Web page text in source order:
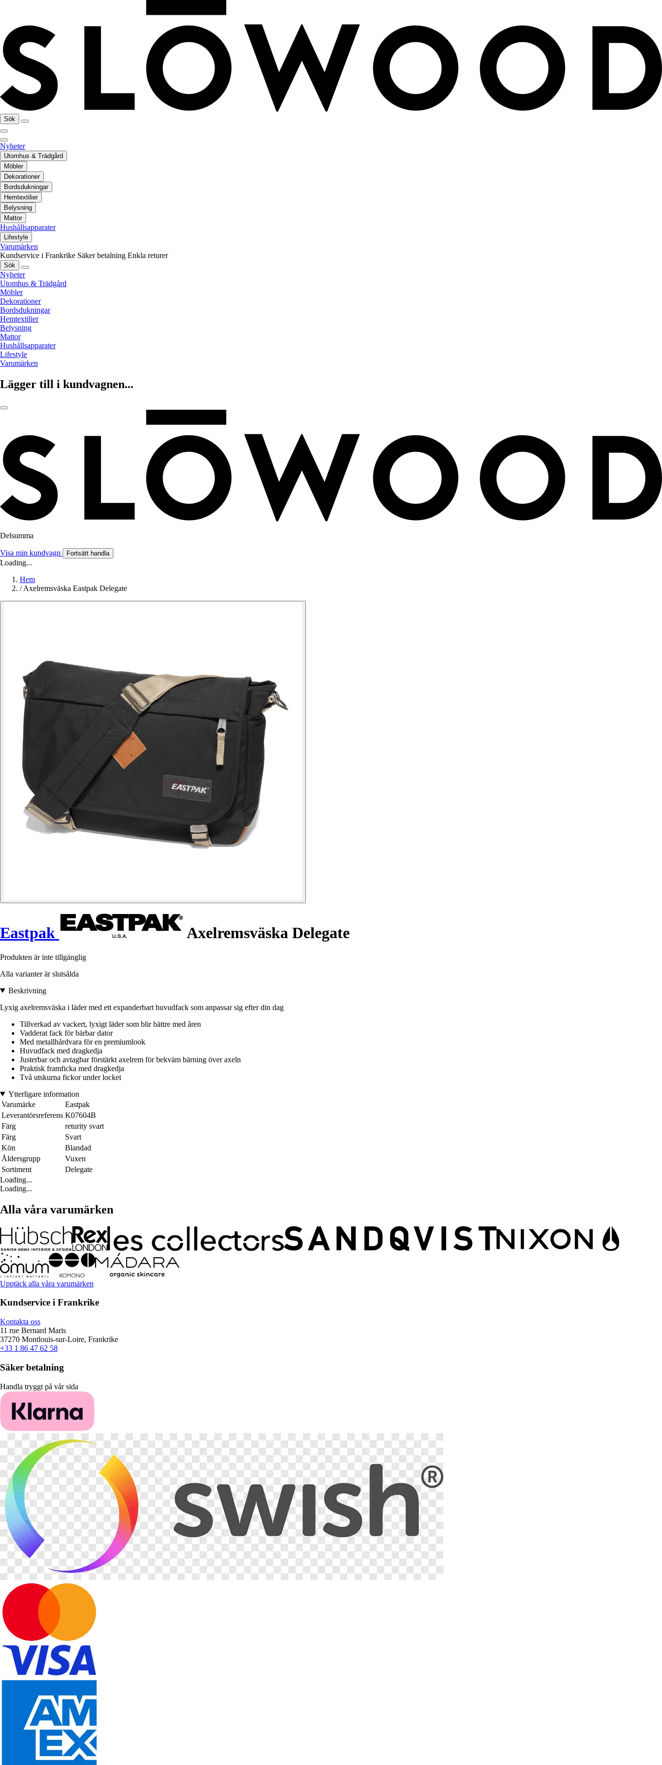
Sök
Nyheter
Utomhus & Trädgård
Möbler
Dekorationer
Bordsdukningar
Hemtextilier
Belysning
Mattor
Hushållsapparater
Lifestyle
Varumärken
Kundservice i Frankrike Säker betalning Enkla returer
Sök
Nyheter
Utomhus & Trädgård
Möbler
Dekorationer
Bordsdukningar
Hemtextilier
Belysning
Mattor
Hushållsapparater
Lifestyle
Varumärken
Lägger till i kundvagnen...
Delsumma
Visa min kundvagn Fortsätt handla
Loading...
Hem
/ Axelremsväska Eastpak Delegate
Eastpak Axelremsväska Delegate
Produkten är inte tillgänglig
Alla varianter är slutsålda
Beskrivning
Lyxig axelremsväska i läder med ett expanderbart huvudfack som anpassar sig efter din dag
Tillverkad av vackert, lyxigt läder som blir bättre med åren
Vadderat fack för bärbar dator
Med metallhårdvara för en premiumlook
Huvudfack med dragkedja
Justerbar och avtagbar förstärkt axelrem för bekväm bärning över axeln
Praktisk framficka med dragkedja
Två utskurna fickor under locket
Ytterligare information
Varumärke
Eastpak
Leverantörsreferens K07604B
Färg
returity svart
Färg
Svart
Kön
Blandad
Åldersgrupp
Vuxen
Sortiment
Delegate
Loading...
Loading...
Alla våra varumärken
Upptäck alla våra varumärken
Kundservice i Frankrike
Kontakta oss
11 rue Bernard Maris
37270 Montlouis-sur-Loire, Frankrike
+33 1 86 47 62 58
Säker betalning
Handla tryggt på vår sida